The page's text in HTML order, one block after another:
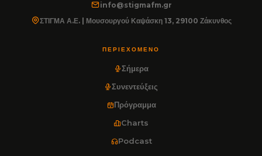
info@stigmafm.gr
ΣΤΙΓΜΑ Α.Ε. | Μουσουργού Καψάσκη 13, 29100 Ζάκυνθος
ΠΕΡΙΕΧΌΜΕΝΟ
Σήμερα
Συνεντεύξεις
Πρόγραμμα
Charts
Podcast